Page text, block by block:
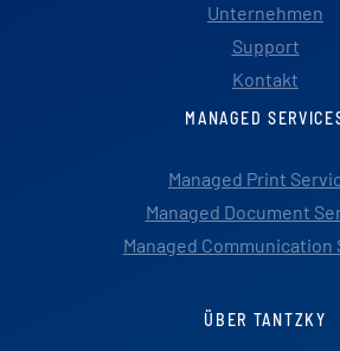
Unternehmen
Support
Kontakt
MANAGED
Managed Print
Managed Document
Managed Communication
ÜBER TANTZKY